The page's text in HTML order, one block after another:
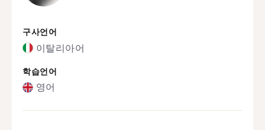
구사언어
이탈리아어
학습언어
영어